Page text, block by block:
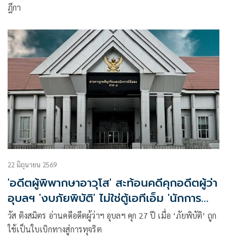
ฎีกา
22 มิถุนายน 2569
'อดีตผู้พิพากษาอาวุโส' สะท้อนคดีคุกอดีตผู้ว่า
อุบลฯ 'งบภัยพิบัติ' ไม่ใช่ตู้เอทีเอ็ม 'นักการ
เมือง-ขรก.'
วัส ติงสมิตร อ่านคดีอดีตผู้ว่าฯ อุบลฯ คุก 27 ปี เมื่อ ‘ภัยพิบัติ’ ถูก
ใช้เป็นใบเบิกทางสู่การทุจริต